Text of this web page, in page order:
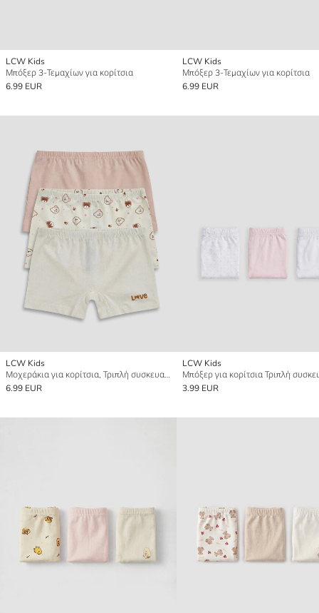
LCW Kids
Μπόξερ 3-Τεμαχίων για κορίτσια
6.99 EUR
LCW Kids
Μπόξερ 3-Τεμαχίων για κορίτσια
6.99 EUR
LCW Kids
Μοχεράκια για κορίτσια, Τριπλή συσκευασία
6.99 EUR
LCW Kids
Μπόξερ για κορίτσια Τριπλή
3.99 EUR